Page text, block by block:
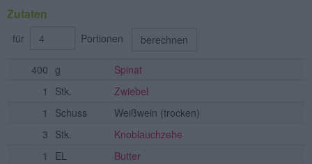
Zutaten
für Portionen berechnen
400 g
Spinat
1
Stk.
Zwiebel
1
Schuss Weißwein (trocken)
3 Stk.
Knoblauchzehe
1
EL
Butter